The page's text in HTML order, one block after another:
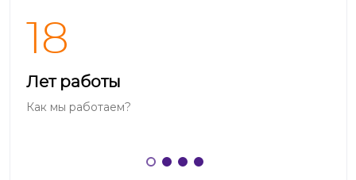
18
Лет работы
Как мы работаем?